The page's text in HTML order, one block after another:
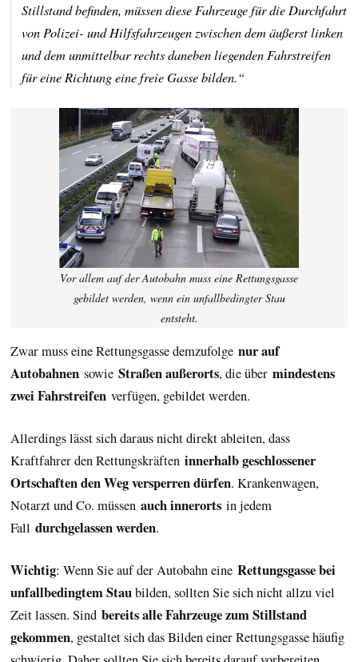
Stillstand befinden, müssen diese Fahrzeuge für die Durchfahrt
von Polizei- und Hilfsfahrzeugen zwischen dem äußerst linken
und dem unmittelbar rechts daneben liegenden Fahrstreifen
für eine Richtung eine freie Gasse bilden.“
Vor allem auf der Autobahn muss eine Rettungsgasse
gebildet werden, wenn ein unfallbedingter Stau
entsteht.
Zwar muss eine Rettungsgasse demzufolge nur auf
Autobahnen sowie Straßen außerorts, die über mindestens
zwei Fahrstreifen verfügen, gebildet werden.
Allerdings lässt sich daraus nicht direkt ableiten, dass
Kraftfahrer den Rettungskräften innerhalb geschlossener
Ortschaften den Weg versperren dürfen. Krankenwagen,
Notarzt und Co. müssen auch innerorts in jedem
Fall durchgelassen werden.
Wichtig: Wenn Sie auf der Autobahn eine Rettungsgasse bei
unfallbedingtem Staubilden, sollten Sie sich nicht allzu viel
Zeit lassen. Sind bereits alle Fahrzeuge zum Stillstand
gekommen, gestaltet sich das Bilden einer Rettungsgasse häufig